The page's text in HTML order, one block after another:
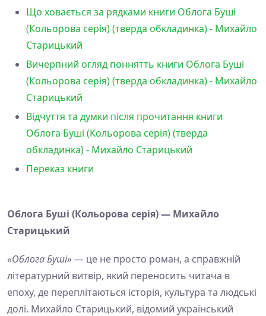
Що ховається за рядками книги Облога Буші
(Кольорова серія) (тверда обкладинка) - Михайло
Старицький
Вичерпний огляд поннятть книги Облога Буші
(Кольорова серія) (тверда обкладинка) - Михайло
Старицький
Відчуття та думки після прочитання книги
Облога Буші (Кольорова серія) (тверда
обкладинка) - Михайло Старицький
Переказ книги
Облога Буші (Кольорова серія) — Михайло
Старицький
«Облога Буші» — це не просто роман, а справжній
літературний витвір, який переносить читача в
епоху, де переплітаються історія, культура та людські
долі. Михайло Старицький, відомий український